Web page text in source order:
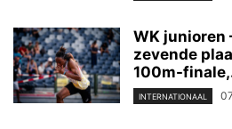
WK junioren
zevende
100m-
INTERNATIONAAL